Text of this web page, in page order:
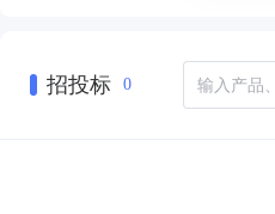
招投标 0